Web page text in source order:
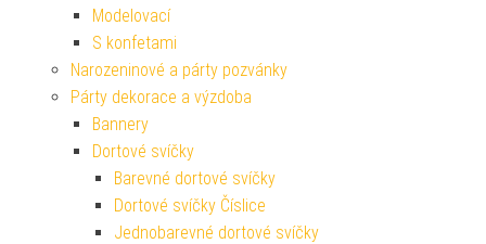
Modelovací
S konfetami
Narozeninové a párty pozvánky
Párty dekorace a výzdoba
Bannery
Dortové svíčky
Barevné dortové svíčky
Dortové svíčky Číslice
Jednobarevné dortové svíčky